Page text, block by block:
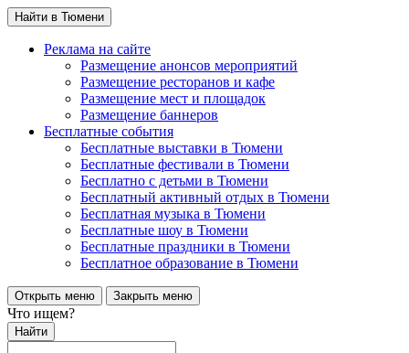
Найти в Тюмени
Реклама на сайте
Размещение анонсов мероприятий
Размещение ресторанов и кафе
Размещение мест и площадок
Размещение баннеров
Бесплатные события
Бесплатные выставки в Тюмени
Бесплатные фестивали в Тюмени
Бесплатно с детьми в Тюмени
Бесплатный активный отдых в Тюмени
Бесплатная музыка в Тюмени
Бесплатные шоу в Тюмени
Бесплатные праздники в Тюмени
Бесплатное образование в Тюмени
Открыть меню Закрыть меню
Что ищем?
Найти